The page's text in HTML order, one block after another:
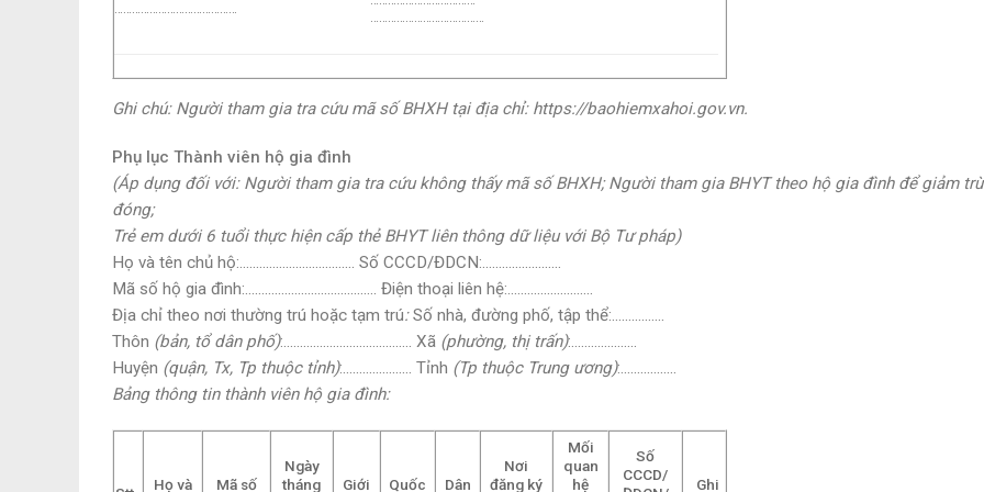
Ghi chú: Người tham gia tra cứu mã số BHXH tại địa chỉ: https://baohiemxahoi.gov.vn.
Phụ lục Thành viên hộ gia đình
(Áp dụng đối với: Người tham gia tra cứu không thấy mã số BHXH; Người tham gia BHYT theo hộ gia đình để giảm
đóng;
Trẻ em dưới 6 tuổi thực hiện cấp thẻ BHYT liên thông dữ liệu với Bộ Tư pháp)
Họ và tên chủ hộ:…………………………….. Số CCCD/ĐDCN:……………………
Mã số hộ gia đình:…………………………………. Điện thoại liên hệ:……………………..
Địa chỉ theo nơi thường trú hoặc tạm trú:Số nhà, đường phố, tập thể:…………….
Thôn (bản, tổ dân phố):………………………………… Xã (phường, thị trấn):………………..
Huyện (quận, Tx, Tp thuộc tỉnh):………………… Tỉnh (Tp thuộc Trung ương):……………..
Bảng thông tin thành viên hộ gia đình:
Họ và Mã số
Ngày
tháng
Giới Quốc Dân
Nơi
đăng ký
Mối
quan
hệ
Số
CCCD/
Ghi